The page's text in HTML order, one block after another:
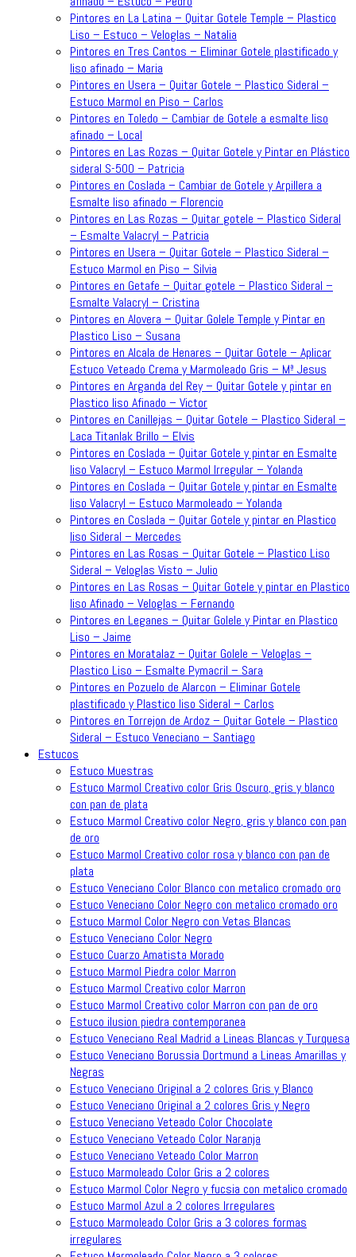
Pintores en La Latina – Quitar Gotele Temple – Plastico
Liso – Estuco – Veloglas – Natalia
Pintores en Tres Cantos – Eliminar Gotele plastificado y
liso afinado – Maria
Pintores en Usera – Quitar Gotele – Plastico Sideral –
Estuco Marmol en Piso – Carlos
Pintores en Toledo – Cambiar de Gotele a esmalte liso
afinado – Local
Pintores en Las Rozas – Quitar Gotele y Pintar en Plástico
sideral S-500 – Patricia
Pintores en Coslada – Cambiar de Gotele y Arpillera a
Esmalte liso afinado – Florencio
Pintores en Las Rozas – Quitar gotele – Plastico Sideral
– Esmalte Valacryl – Patricia
Pintores en Usera – Quitar Gotele – Plastico Sideral –
Estuco Marmol en Piso – Silvia
Pintores en Getafe – Quitar gotele – Plastico Sideral –
Esmalte Valacryl – Cristina
Pintores en Alovera – Quitar Golele Temple y Pintar en
Plastico Liso – Susana
Pintores en Alcala de Henares – Quitar Gotele – Aplicar
Estuco Veteado Crema y Marmoleado Gris – Mª Jesus
Pintores en Arganda del Rey – Quitar Gotele y pintar en
Plastico liso Afinado – Victor
Pintores en Canillejas – Quitar Gotele – Plastico Sideral –
Laca Titanlak Brillo – Elvis
Pintores en Coslada – Quitar Gotele y pintar en Esmalte
liso Valacryl – Estuco Marmol Irregular – Yolanda
Pintores en Coslada – Quitar Gotele y pintar en Esmalte
liso Valacryl – Estuco Marmoleado – Yolanda
Pintores en Coslada – Quitar Gotele y pintar en Plastico
liso Sideral – Mercedes
Pintores en Las Rosas – Quitar Gotele – Plastico Liso
Sideral – Veloglas Visto – Julio
Pintores en Las Rosas – Quitar Gotele y pintar en Plastico
liso Afinado – Veloglas – Fernando
Pintores en Leganes – Quitar Golele y Pintar en Plastico
Liso – Jaime
Pintores en Moratalaz – Quitar Golele – Veloglas –
Plastico Liso – Esmalte Pymacril – Sara
Pintores en Pozuelo de Alarcon – Eliminar Gotele
plastificado y Plastico liso Sideral – Carlos
Pintores en Torrejon de Ardoz – Quitar Gotele – Plastico
Sideral – Estuco Veneciano – Santiago
Estucos
Estuco Muestras
Estuco Marmol Creativo color Gris Oscuro, gris y blanco
con pan de plata
Estuco Marmol Creativo color Negro, gris y blanco con pan
de oro
Estuco Marmol Creativo color rosa y blanco con pan de
plata
Estuco Veneciano Color Blanco con metalico cromado oro
Estuco Veneciano Color Negro con metalico cromado oro
Estuco Marmol Color Negro con Vetas Blancas
Estuco Veneciano Color Negro
Estuco Cuarzo Amatista Morado
Estuco Marmol Piedra color Marron
Estuco Marmol Creativo color Marron
Estuco Marmol Creativo color Marron con pan de oro
Estuco ilusion piedra contemporanea
Estuco Veneciano Real Madrid a Lineas Blancas y Turquesa
Estuco Veneciano Borussia Dortmund a Lineas Amarillas y
Negras
Estuco Veneciano Original a 2 colores Gris y Blanco
Estuco Veneciano Original a 2 colores Gris y Negro
Estuco Veneciano Veteado Color Chocolate
Estuco Veneciano Veteado Color Naranja
Estuco Veneciano Veteado Color Marron
Estuco Marmoleado Color Gris a 2 colores
Estuco Marmol Color Negro y fucsia con metalico cromado
Estuco Marmol Azul a 2 colores Irregulares
Estuco Marmoleado Color Gris a 3 colores formas
irregulares